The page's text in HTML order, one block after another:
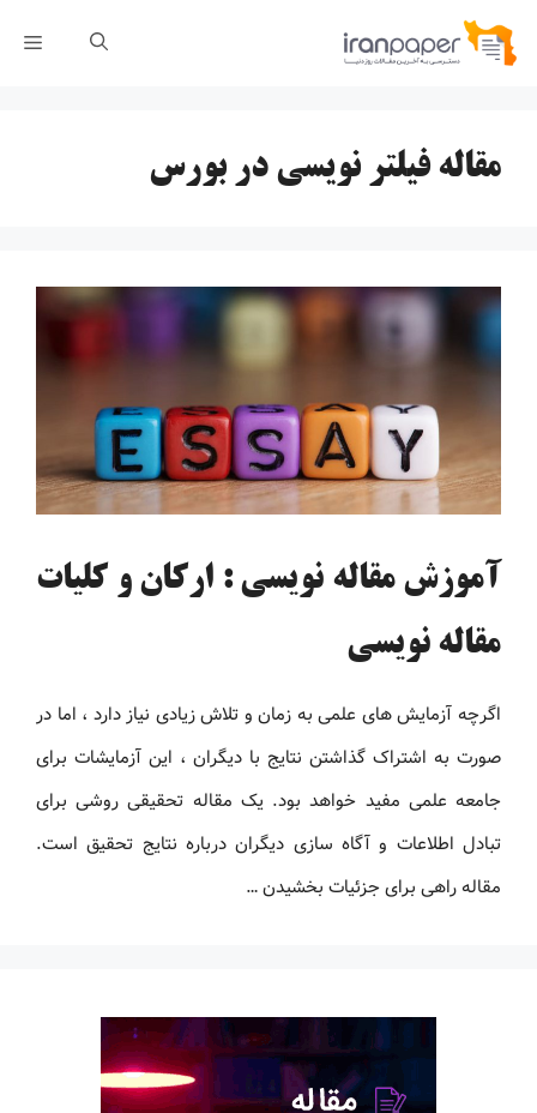
پرش
مقاله فیلتر نویسی در بورس
آموزش مقاله نویسی : ارکان و کلیات
مقاله نویسی
اگرچه آزمایش های علمی به زمان و تلاش زیادی نیاز دارد ، اما در
صورت به اشتراک گذاشتن نتایج با دیگران ، این آزمایشات برای
جامعه علمی مفید خواهد بود. یک مقاله تحقیقی روشی برای
تبادل اطلاعات و آگاه سازی دیگران درباره نتایج تحقیق است.
مقاله راهی برای جزئیات بخشیدن …